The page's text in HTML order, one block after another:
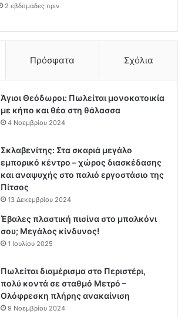
2 εβδομάδες πριν
Πρόσφατα Σχόλια
Άγιοι Θεόδωροι: Πωλείται μονοκατοικία
με κήπο και θέα στη θάλασσα
4 Νοεμβρίου 2024
Σκλαβενίτης: Στα σκαριά μεγάλο
εμπορικό κέντρο – χώρος διασκέδασης
και αναψυχής στο παλιό εργοστάσιο της
Πίτσος
13 Δεκεμβρίου 2024
Έβαλες πλαστική πισίνα στο μπαλκόνι
σου; Μεγάλος κίνδυνος!
1 Ιουλίου 2025
Πωλείται διαμέρισμα στο Περιστέρι,
πολύ κοντά σε σταθμό Μετρό –
Ολόφρεσκη πλήρης ανακαίνιση
9 Νοεμβρίου 2024